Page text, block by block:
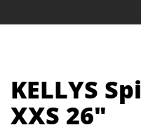
KELLYS
XXS 26"